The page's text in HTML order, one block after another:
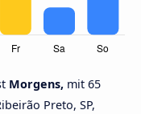
Morgens, mit 65
Preto, SP,